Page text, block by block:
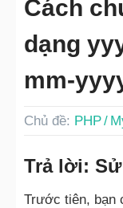
Cách
dạng
mm-
Chủ đề: PHP /
Trả lời:
Trước tiên, bạn